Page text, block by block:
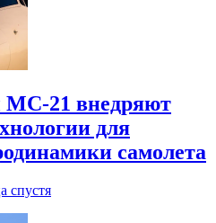
МС-21 внедряют
для
самолета
спустя